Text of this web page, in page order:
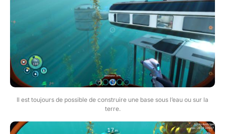
Il est toujours de possible de construire une base sous l’eau ou sur la
terre.